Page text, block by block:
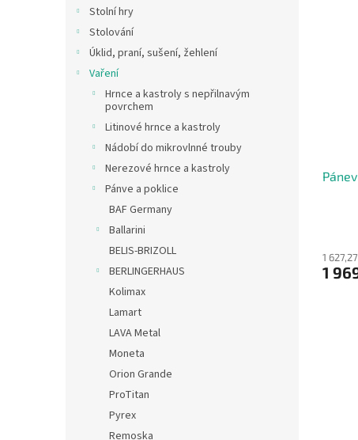
Stolní hry
Stolování
Úklid, praní, sušení, žehlení
Vaření
Hrnce a kastroly s nepřilnavým
povrchem
Litinové hrnce a kastroly
Nádobí do mikrovlnné trouby
Nerezové hrnce a kastroly
Pánve a poklice
BAF Germany
Ballarini
BELIS-BRIZOLL
BERLINGERHAUS
Kolimax
Lamart
LAVA Metal
Moneta
Orion Grande
ProTitan
Pyrex
Remoska
1
1